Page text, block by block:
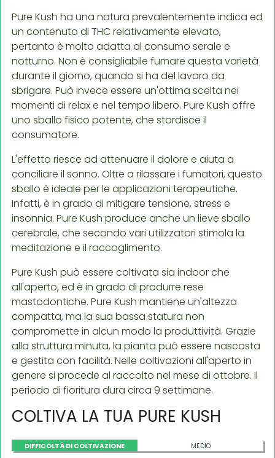
Pure Kush ha una natura prevalentemente indica ed
un contenuto di THC relativamente elevato,
pertanto è molto adatta al consumo serale e
notturno. Non è consigliabile fumare questa varietà
durante il giorno, quando si ha del lavoro da
sbrigare. Può invece essere un'ottima scelta nei
momenti di relax e nel tempo libero. Pure Kush offre
uno sballo fisico potente, che stordisce il
consumatore.
L'effetto riesce ad attenuare il dolore e aiuta a
conciliare il sonno. Oltre a rilassare i fumatori, questo
sballo è ideale per le applicazioni terapeutiche.
Infatti, è in grado di mitigare tensione, stress e
insonnia. Pure Kush produce anche un lieve sballo
cerebrale, che secondo vari utilizzatori stimola la
meditazione e il raccoglimento.
Pure Kush può essere coltivata sia indoor che
all'aperto, ed è in grado di produrre rese
mastodontiche. Pure Kush mantiene un'altezza
compatta, ma la sua bassa statura non
compromette in alcun modo la produttività. Grazie
alla struttura minuta, la pianta può essere nascosta
e gestita con facilità. Nelle coltivazioni all'aperto in
genere si procede al raccolto nel mese di ottobre. Il
periodo di fioritura dura circa 9 settimane.
COLTIVA LA TUA PURE KUSH
DIFFICOLTÀ DI COLTIVAZIONE MEDIO